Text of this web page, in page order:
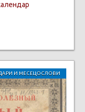
И МЕСЕЦОСЛОВИ